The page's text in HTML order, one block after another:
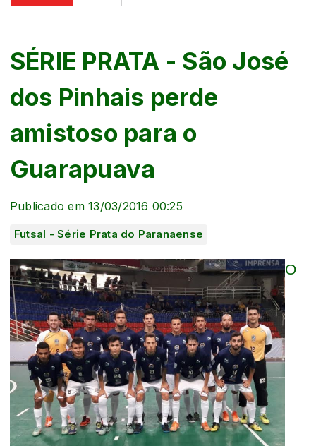
SÉRIE PRATA - São José
dos Pinhais perde
amistoso para o
Guarapuava
Publicado em 13/03/2016 00:25
Futsal - Série Prata do Paranaense
O